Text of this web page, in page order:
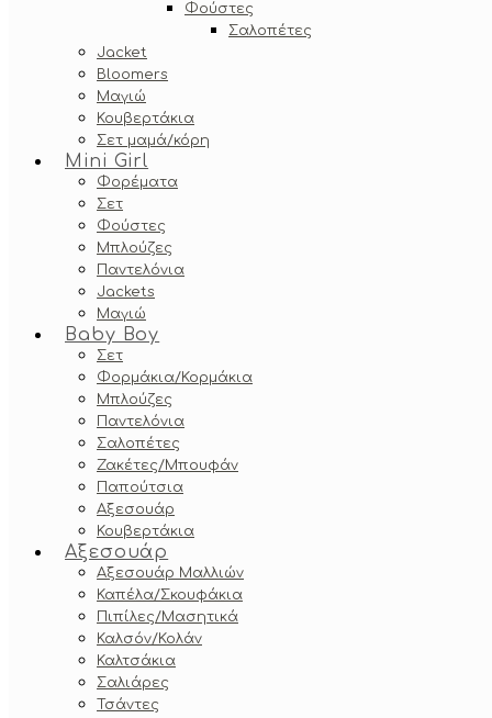
Φούστες
Σαλοπέτες
Jacket
Bloomers
Μαγιώ
Κουβερτάκια
Σετ μαμά/κόρη
Mini Girl
Φορέματα
Σετ
Φούστες
Μπλούζες
Παντελόνια
Jackets
Μαγιώ
Baby Boy
Σετ
Φορμάκια/Κορμάκια
Μπλούζες
Παντελόνια
Σαλοπέτες
Ζακέτες/Μπουφάν
Παπούτσια
Αξεσουάρ
Κουβερτάκια
Αξεσουάρ
Αξεσουάρ Μαλλιών
Καπέλα/Σκουφάκια
Πιπίλες/Μασητικά
Καλσόν/Κολάν
Καλτσάκια
Σαλιάρες
Τσάντες